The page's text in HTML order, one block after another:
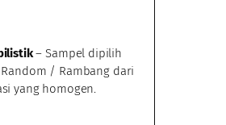
– Sampel dipilih
Random / Rambang dari
yang homogen.